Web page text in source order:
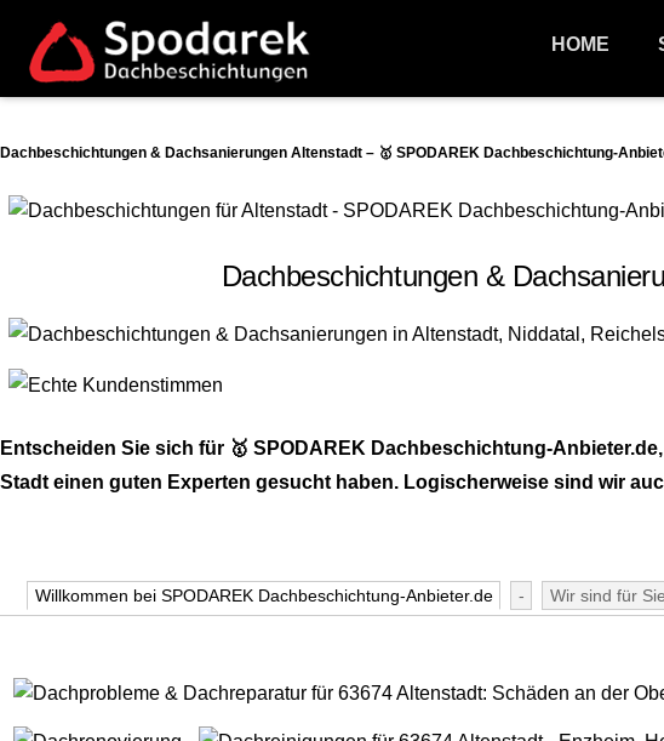
HOME
Dachbeschichtungen & Dachsanierungen Altenstadt – 🥇 SPODAREK Dachbeschichtung-
Dachbeschichtungen &
Entscheiden Sie sich für 🥇 SPODAREK Dachbeschichtung-
Stadt einen guten Experten gesucht haben. Logischerweise sind wir
Willkommen bei SPODAREK Dachbeschichtung-Anbieter.de - Wir sind für